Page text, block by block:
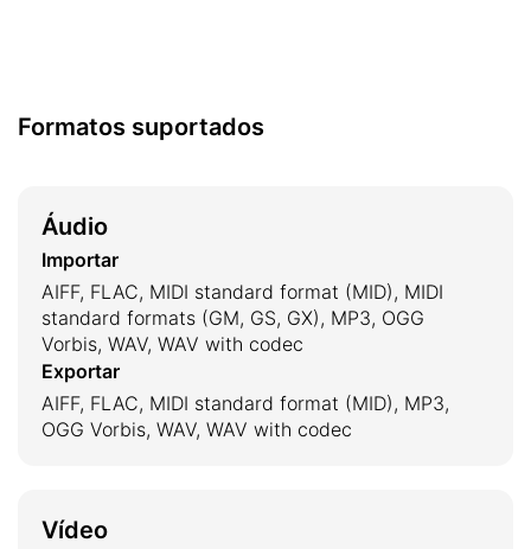
Formatos suportados
Áudio
Importar
AIFF, FLAC, MIDI standard format (MID), MIDI
standard formats (GM, GS, GX), MP3, OGG
Vorbis, WAV, WAV with codec
Exportar
AIFF, FLAC, MIDI standard format (MID), MP3,
OGG Vorbis, WAV, WAV with codec
Vídeo